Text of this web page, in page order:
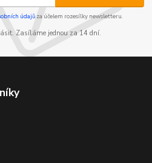
údajůza účelem rozesílky newsletteru.
Zasíláme jednou za 14 dní.